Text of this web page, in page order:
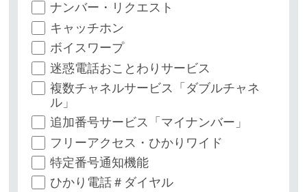
ナンバー・リクエスト
キャッチホン
ボイスワープ
迷惑電話おことわりサービス
複数チャネルサービス「ダブルチャネ
ル」
追加番号サービス「マイナンバー」
フリーアクセス・ひかりワイド
特定番号通知機能
ひかり電話＃ダイヤル